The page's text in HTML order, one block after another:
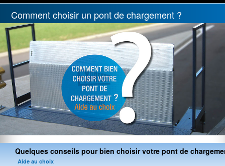
Comment choisir un pont de chargement ?
Quelques conseils pour bien choisir votre pont de
Aide au choix